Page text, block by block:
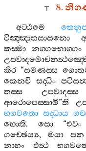
8.
අට‍්ඨමෙ
විඤ‍්ඤාතසාසනො
කස‍්මා
නග‍්ගභොග‍්ගං
කිර“සමණස‍්ස
කෙනචි සද‍්ධිං
තස‍්ස
උපවාදස‍්ස
ආරොපෙස‍්සාමී”ති
භගවතො සද‍්ධාය
හොති. සො“එවං
ගච‍්ඡෙය්‍ය,මයා පන
නාහං
එත්‍ථ